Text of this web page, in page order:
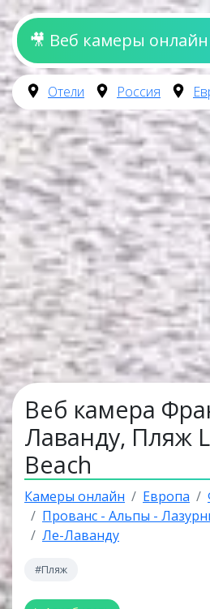
🎥 Веб камеры онлайн
Отели Россия
Веб камера
Лаванду, Пляж
Beach
Камеры онлайн Европа
Прованс - Альпы -
Ле-Лаванду
#Пляж